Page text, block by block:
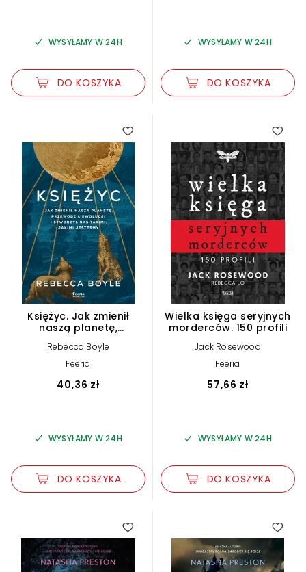
WYSYŁAMY W 24H
DO KOSZYKA
WYSYŁAMY W 24H
DO KOSZYKA
Księżyc. Jak zmienił
naszą planetę,
stworzył nas takimi,
jakimi jesteśmy
Rebecca Boyle
Feeria
40,36 zł
WYSYŁAMY W 24H
DO KOSZYKA
Wielka księga seryjnych
morderców. 150 profili
Jack Rosewood
Feeria
57,66 zł
WYSYŁAMY W 24H
DO KOSZYKA